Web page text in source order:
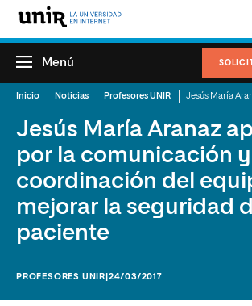
Menú
Inicio Noticias Profesores UNIR
Jesús María Aranaz
por la comunicación
coordinación del
mejorar la seguridad
paciente
PROFESORES UNIR |24/03/2017